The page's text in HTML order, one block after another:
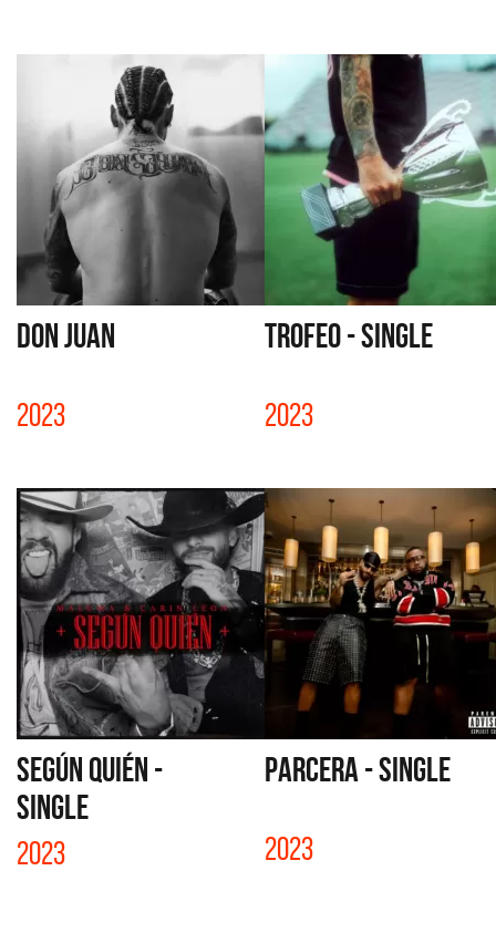
DON JUAN
2023
TROFEO - SINGLE
2023
SEGÚN QUIÉN -
SINGLE
2023
PARCERA - SINGLE
2023